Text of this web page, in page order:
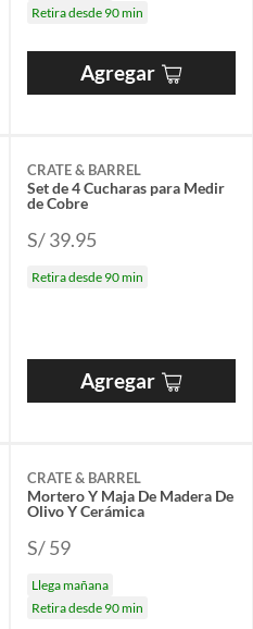
Retira desde 90 min
Agregar
CRATE & BARREL
Set de 4 Cucharas para Medir
de Cobre
S/ 39.95
Retira desde 90 min
Agregar
CRATE & BARREL
Mortero Y Maja De Madera De
Olivo Y Cerámica
S/ 59
Llega mañana
Retira desde 90 min